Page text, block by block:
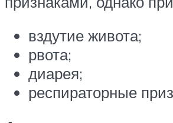
вздутие живота;
рвота;
диарея;
респираторные